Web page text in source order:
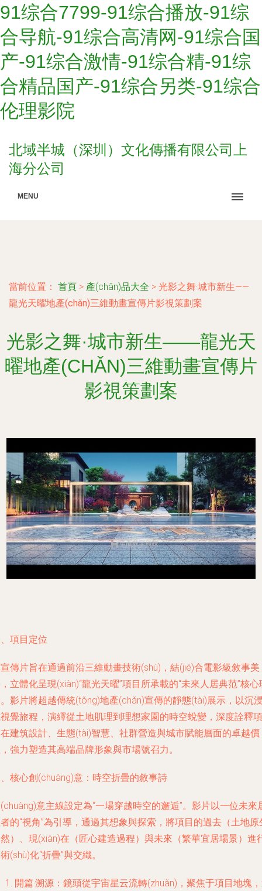
91综合7799-91综合播放-91综
合导航-91综合高清网-91综合国
产-91综合激情-91综合精-91综
合精品国产-91综合另类-91综合
伦理影院
北域半城（深圳）文化傳播有限公司上
海分公司
MENU
當前位置： 首頁 > 產(chǎn)品大全 > 光影之舞·城市新生——
龍光天曜地產(chǎn)三維動畫宣傳片影視策劃案
光影之舞·城市新生——龍光天
曜地產(CHǍN)三維動畫宣傳片
影視策劃案
項目定位
傳片旨在通過前沿三維動畫技術(shù)，結(jié)合電影級敘事美
立體化呈現(xiàn)“龍光天曜”項目所承載的“未來人居典范”核心
影片將超越傳統(tǒng)地產(chǎn)宣傳的靜態(tài)展示，以沉
覺旅程，演繹從土地肌理到理想家園的時空蛻變，深度詮釋項
建筑設計、生態(tài)智慧、社群營造與城市賦能層面的卓越價
強力塑造其高端品牌形象與市場號召力。
核心創(chuàng)意：時空折疊的敘事詩
意主線設定為“一場穿越時空的邂逅”。影片以一位未來
的“視角”為引導，通過其想象與探索，將項目的過去（土地原
）、現(xiàn)在（匠心建造過程）與未來（繁華宜居場景）進
(shù)化“折疊”與交織。
開篇·溯源：鏡頭從宇宙星云流轉(zhuǎn)，聚焦于項目地塊